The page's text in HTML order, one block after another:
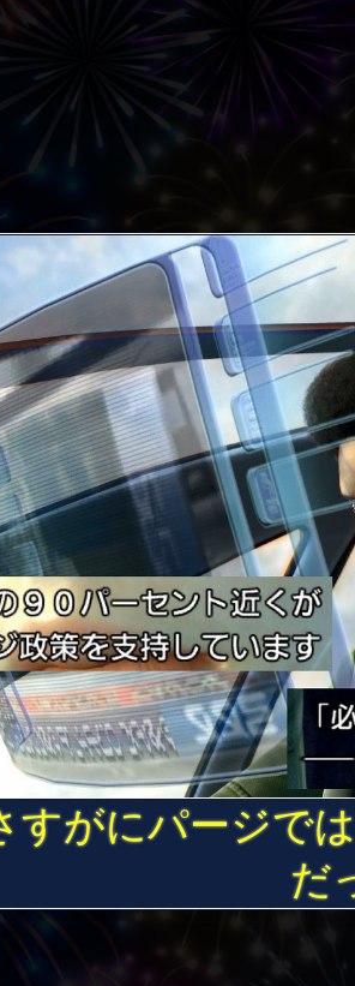
すがにパージで
だ